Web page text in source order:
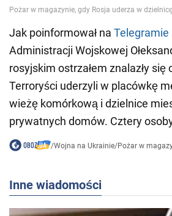
Jak poinformował na Telegramie
Administracji Wojskowej
rosyjskim ostrzałem znalazły
Terroryści uderzyli w placówkę
wieżę komórkową i dzielnice
prywatnych domów. Cztery
/Wojna na Ukrainie/Pożar w
Inne wiadomości